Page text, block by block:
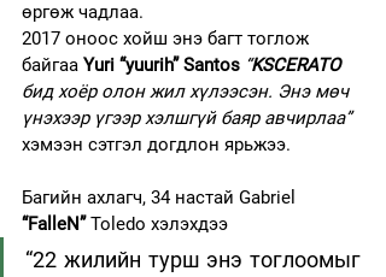
өргөж чадлаа.
2017 оноос хойш энэ багт тоглож
байгаа Yuri “yuurih” Santos “KSCERATO
бид хоёр олон жил хүлээсэн. Энэ мөч
үнэхээр үгээр хэлшгүй баяр авчирлаа”
хэмээн сэтгэл догдлон ярьжээ.
Багийн ахлагч, 34 настай Gabriel
“FalleN” Toledo хэлэхдээ
“22 жилийн турш энэ тоглоомыг